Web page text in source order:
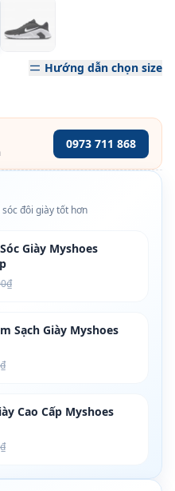
Hướng dẫn chọn size
0973 711 868
đôi giày tốt hơn
Giày Myshoes
Sạch Giày Myshoes
Cao Cấp Myshoes